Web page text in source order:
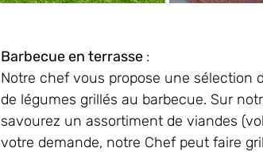
Barbecue en terrasse :
Notre chef vous propose une sélection
de légumes grillés au barbecue. Sur
savourez un assortiment de viandes
votre demande, notre Chef peut faire